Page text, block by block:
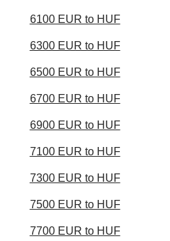
6100 EUR to HUF
6300 EUR to HUF
6500 EUR to HUF
6700 EUR to HUF
6900 EUR to HUF
7100 EUR to HUF
7300 EUR to HUF
7500 EUR to HUF
7700 EUR to HUF